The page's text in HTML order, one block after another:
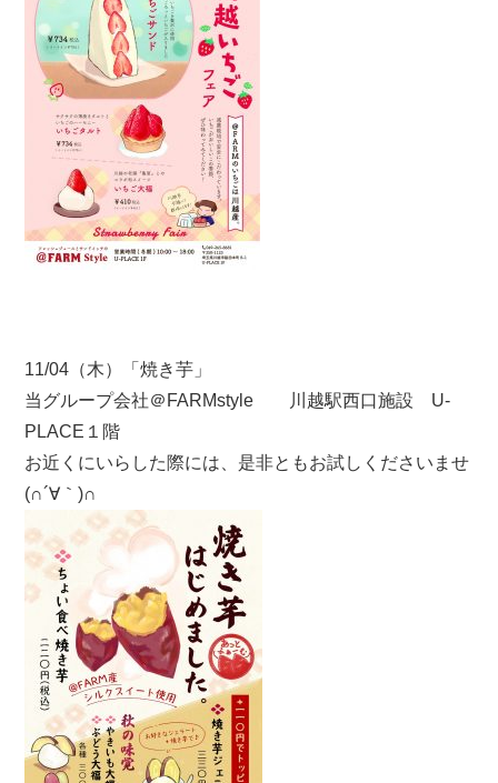
11/04（木）「焼き芋」
当グループ会社＠FARMstyle 川越駅西口施設 U-
PLACE１階
お近くにいらした際には、是非ともお試しくださいませ
(∩´∀｀)∩